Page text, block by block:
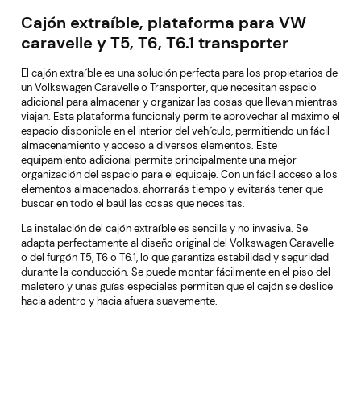
Cajón extraíble, plataforma para VW
caravelle y T5, T6, T6.1 transporter
El cajón extraíble es una solución perfecta para los propietarios de
un Volkswagen Caravelle o Transporter, que necesitan espacio
adicional para almacenar y organizar las cosas que llevan mientras
viajan. Esta plataforma funcionaly permite aprovechar al máximo el
espacio disponible en el interior del vehículo, permitiendo un fácil
almacenamiento y acceso a diversos elementos. Este
equipamiento adicional permite principalmente una mejor
organización del espacio para el equipaje. Con un fácil acceso a los
elementos almacenados, ahorrarás tiempo y evitarás tener que
buscar en todo el baúl las cosas que necesitas.
La instalación del cajón extraíble es sencilla y no invasiva. Se
adapta perfectamente al diseño original del Volkswagen Caravelle
o del furgón T5, T6 o T6.1, lo que garantiza estabilidad y seguridad
durante la conducción. Se puede montar fácilmente en el piso del
maletero y unas guías especiales permiten que el cajón se deslice
hacia adentro y hacia afuera suavemente.